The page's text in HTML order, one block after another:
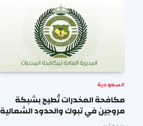
السعودية
مكافحة المخدرات تُطيح بشبكة
مروجين في تبوك والحدود الشمالية